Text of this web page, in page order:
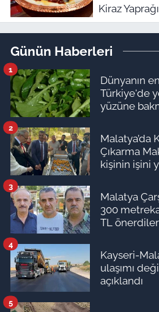
Kiraz
birincisi oldu
Günün Haberleri
Dünyanın
Türkiye'de
yüzüne
1
Malatya’da
Çıkarma
kişinin işini
2
Malatya
300
TL
3
Kayseri-
ulaşımı
açıklandı
4
5